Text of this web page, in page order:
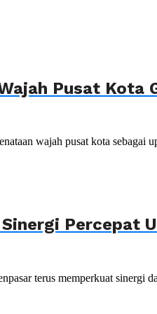
Pusat
wajah pusat kota sebagai
Percepat
terus memperkuat sinergi